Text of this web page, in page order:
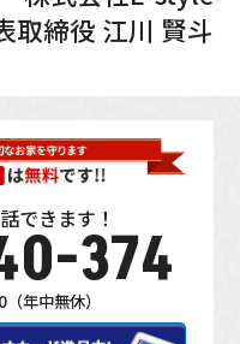
取締役 江川 賢斗
できます！
374
年中無休）